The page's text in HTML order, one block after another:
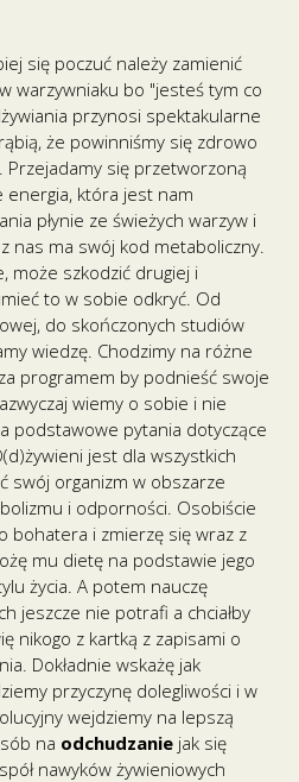
się poczuć należy zamienić
warzywniaku bo "jesteś tym co
przynosi spektakularne
że powinniśmy się zdrowo
się przetworzoną
energia, która jest nam
płynie ze świeżych warzyw i
nas ma swój kod metaboliczny.
może szkodzić drugiej i
to w sobie odkryć. Od
do skończonych studiów
wiedzę. Chodzimy na różne
programem by podnieść swoje
wiemy o sobie i nie
podstawowe pytania dotyczące
jest dla wszystkich
swój organizm w obszarze
i odporności. Osobiście
bohatera i zmierzę się wraz z
mu dietę na podstawie jego
życia. A potem nauczę
jeszcze nie potrafi a chciałby
nikogo z kartką z zapisami o
Dokładnie wskażę jak
przyczynę dolegliwości i w
wejdziemy na lepszą
na odchudzanie jak się
nawyków żywieniowych